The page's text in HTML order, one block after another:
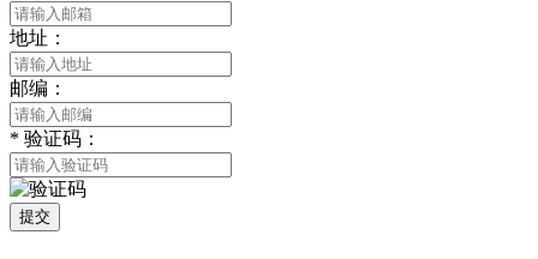
地址：
邮编：
* 验证码：
提交